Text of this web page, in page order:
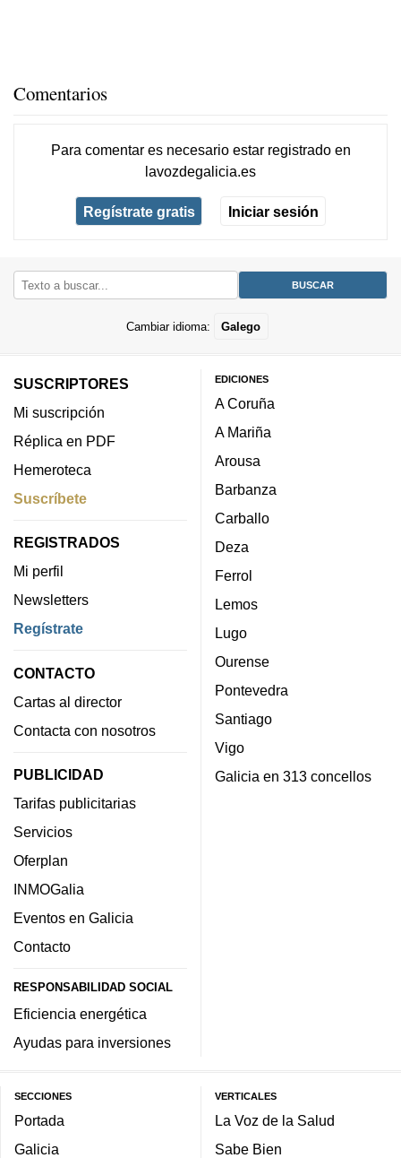
Comentarios
Para comentar es necesario estar registradoen
lavozdegalicia.es
Regístrate gratis Iniciar sesión
Cambiar idioma: Galego
SUSCRIPTORES
Mi suscripción
Réplica en PDF
Hemeroteca
Suscríbete
REGISTRADOS
Mi perfil
Newsletters
Regístrate
CONTACTO
Cartas al director
Contacta con nosotros
PUBLICIDAD
Tarifas publicitarias
Servicios
Oferplan
INMOGalia
Eventos en Galicia
Contacto
RESPONSABILIDAD SOCIAL
Eficiencia energética
Ayudas para inversiones
EDICIONES
A Coruña
A Mariña
Arousa
Barbanza
Carballo
Deza
Ferrol
Lemos
Lugo
Ourense
Pontevedra
Santiago
Vigo
Galicia en 313 concellos
SECCIONES
Portada
Galicia
VERTICALES
La Voz de la Salud
Sabe Bien